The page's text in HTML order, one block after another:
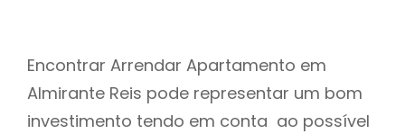
Encontrar Arrendar Apartamento em
Almirante Reis pode representar um bom
investimento tendo em conta ao possível